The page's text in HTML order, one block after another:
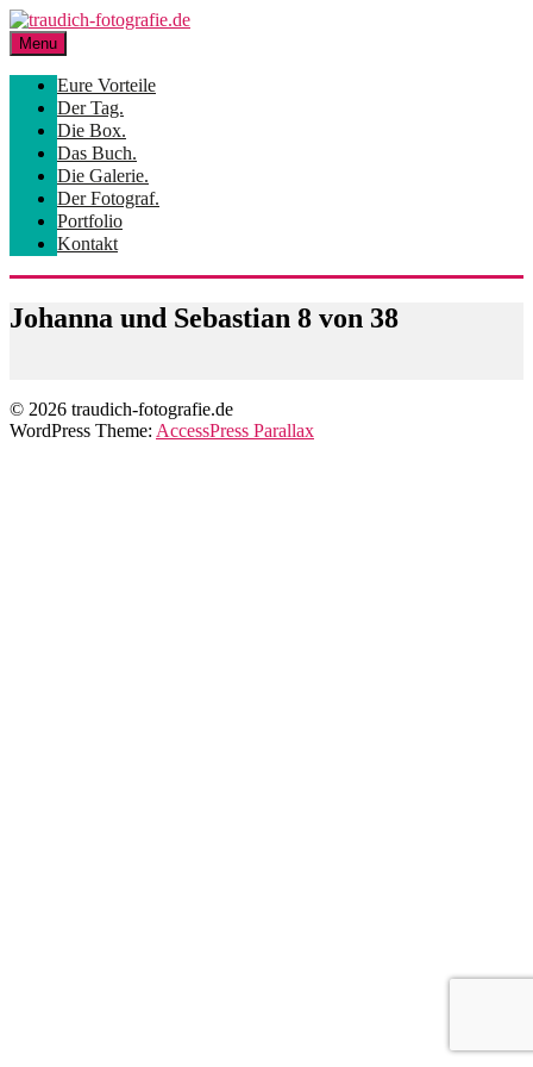
Skip
to
content
Menu
Eure Vorteile
Der Tag.
Die Box.
Das Buch.
Die Galerie.
Der Fotograf.
Portfolio
Kontakt
Johanna und Sebastian 8 von 38
© 2026 traudich-fotografie.de
WordPress Theme: AccessPress Parallax